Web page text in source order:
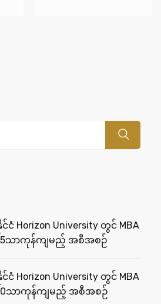
ငံ Horizon University တွင် MBA
သာကုန်ကျမည့် အစီအစဉ်
ငံ Horizon University တွင် MBA
သာကုန်ကျမည့် အစီအစဉ်